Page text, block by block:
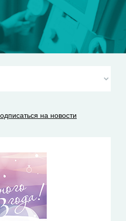
на новости